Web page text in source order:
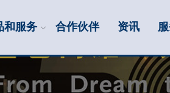
和服务 合作伙伴 资讯